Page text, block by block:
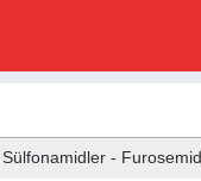
- Furosemid